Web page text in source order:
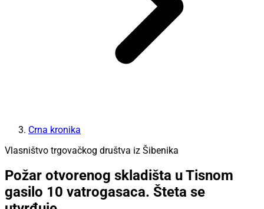
Crna kronika
Vlasništvo trgovačkog društva iz Šibenika
Požar otvorenog skladišta u Tisnom
gasilo 10 vatrogasaca. Šteta se